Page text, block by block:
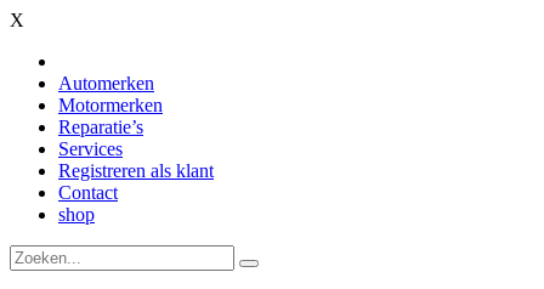
X
Automerken
Motormerken
Reparatie’s
Services
Registreren als klant
Contact
shop